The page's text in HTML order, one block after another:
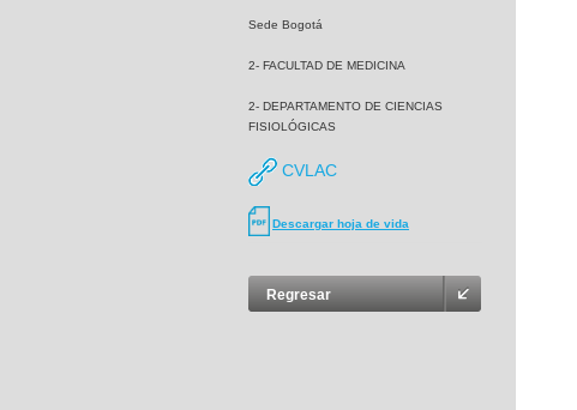
Sede Bogotá
2- FACULTAD DE MEDICINA
2- DEPARTAMENTO DE CIENCIAS
FISIOLÓGICAS
CVLAC
Descargar hoja de vida
Regresar